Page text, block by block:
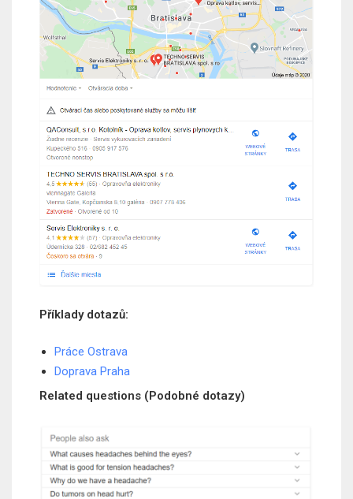
Příklady dotazů:
Práce Ostrava
Doprava Praha
Related questions (Podobné dotazy)